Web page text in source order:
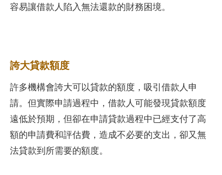
容易讓借款人陷入無法還款的財務困境。
誇大貸款額度
許多機構會誇大可以貸款的額度，吸引借款人申
請。但實際申請過程中，借款人可能發現貸款額度
遠低於預期，但卻在申請貸款過程中已經支付了高
額的申請費和評估費，造成不必要的支出，卻又無
法貸款到所需要的額度。